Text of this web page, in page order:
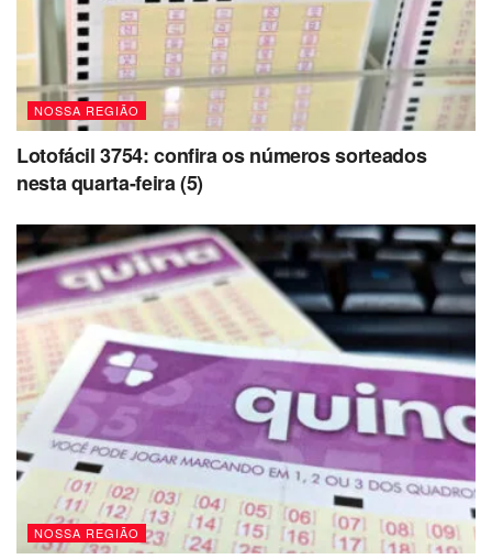
NOSSA REGIÃO
Lotofácil 3754: confira os números sorteados
nesta quarta-feira (5)
NOSSA REGIÃO